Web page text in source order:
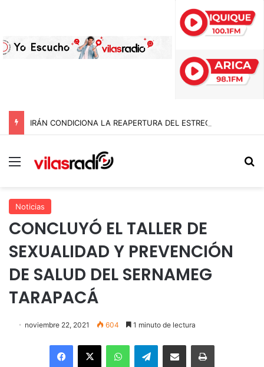
Menú
Noticias
CONCLUYÓ EL TALLER DE
SEXUALIDAD Y PREVENCIÓN
DE SALUD DEL SERNAMEG
TARAPACÁ
noviembre 22, 2021 604 1 minuto de lectura
Facebook
X WhatsAppTelegramEnviar vía email Imprimir